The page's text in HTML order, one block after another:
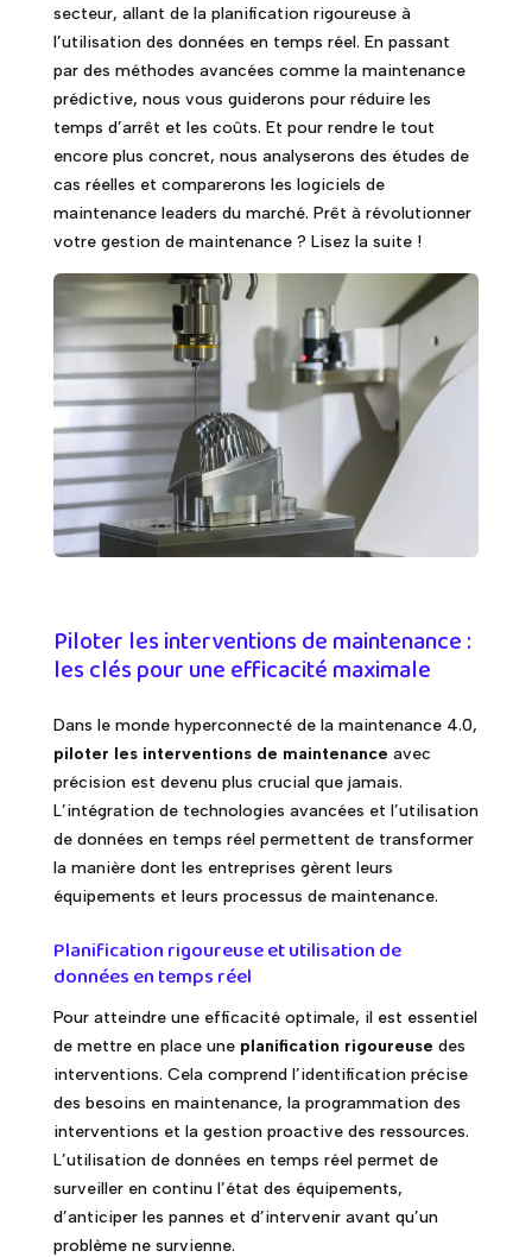
secteur, allant de la planification rigoureuse à
l’utilisation des données en temps réel. En passant
par des méthodes avancées comme la maintenance
prédictive, nous vous guiderons pour réduire les
temps d’arrêt et les coûts. Et pour rendre le tout
encore plus concret, nous analyserons des études de
cas réelles et comparerons les logiciels de
maintenance leaders du marché. Prêt à révolutionner
votre gestion de maintenance ? Lisez la suite !
Piloter les interventions de maintenance :
les clés pour une efficacité maximale
Dans le monde hyperconnecté de la maintenance 4.0,
piloter les interventions de maintenance avec
précision est devenu plus crucial que jamais.
L’intégration de technologies avancées et l’utilisation
de données en temps réel permettent de transformer
la manière dont les entreprises gèrent leurs
équipements et leurs processus de maintenance.
Planification rigoureuse et utilisation de
données en temps réel
Pour atteindre une efficacité optimale, il est essentiel
de mettre en place une planification rigoureuse des
interventions. Cela comprend l’identification précise
des besoins en maintenance, la programmation des
interventions et la gestion proactive des ressources.
L’utilisation de données en temps réel permet de
surveiller en continu l’état des équipements,
d’anticiper les pannes et d’intervenir avant qu’un
problème ne survienne.